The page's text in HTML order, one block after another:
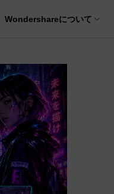
向けお問い合わせ窓口
について
センター
Wondershareについて
ット
エフェクト
プレートプリセット
トレート
生成サイト
ル
ングビデオ
Filmora動画講座
Filmora 101ガイド
Filmoraラーニング・セ
Filmora基本動画チュー
ついて詳し
ーとのコラ